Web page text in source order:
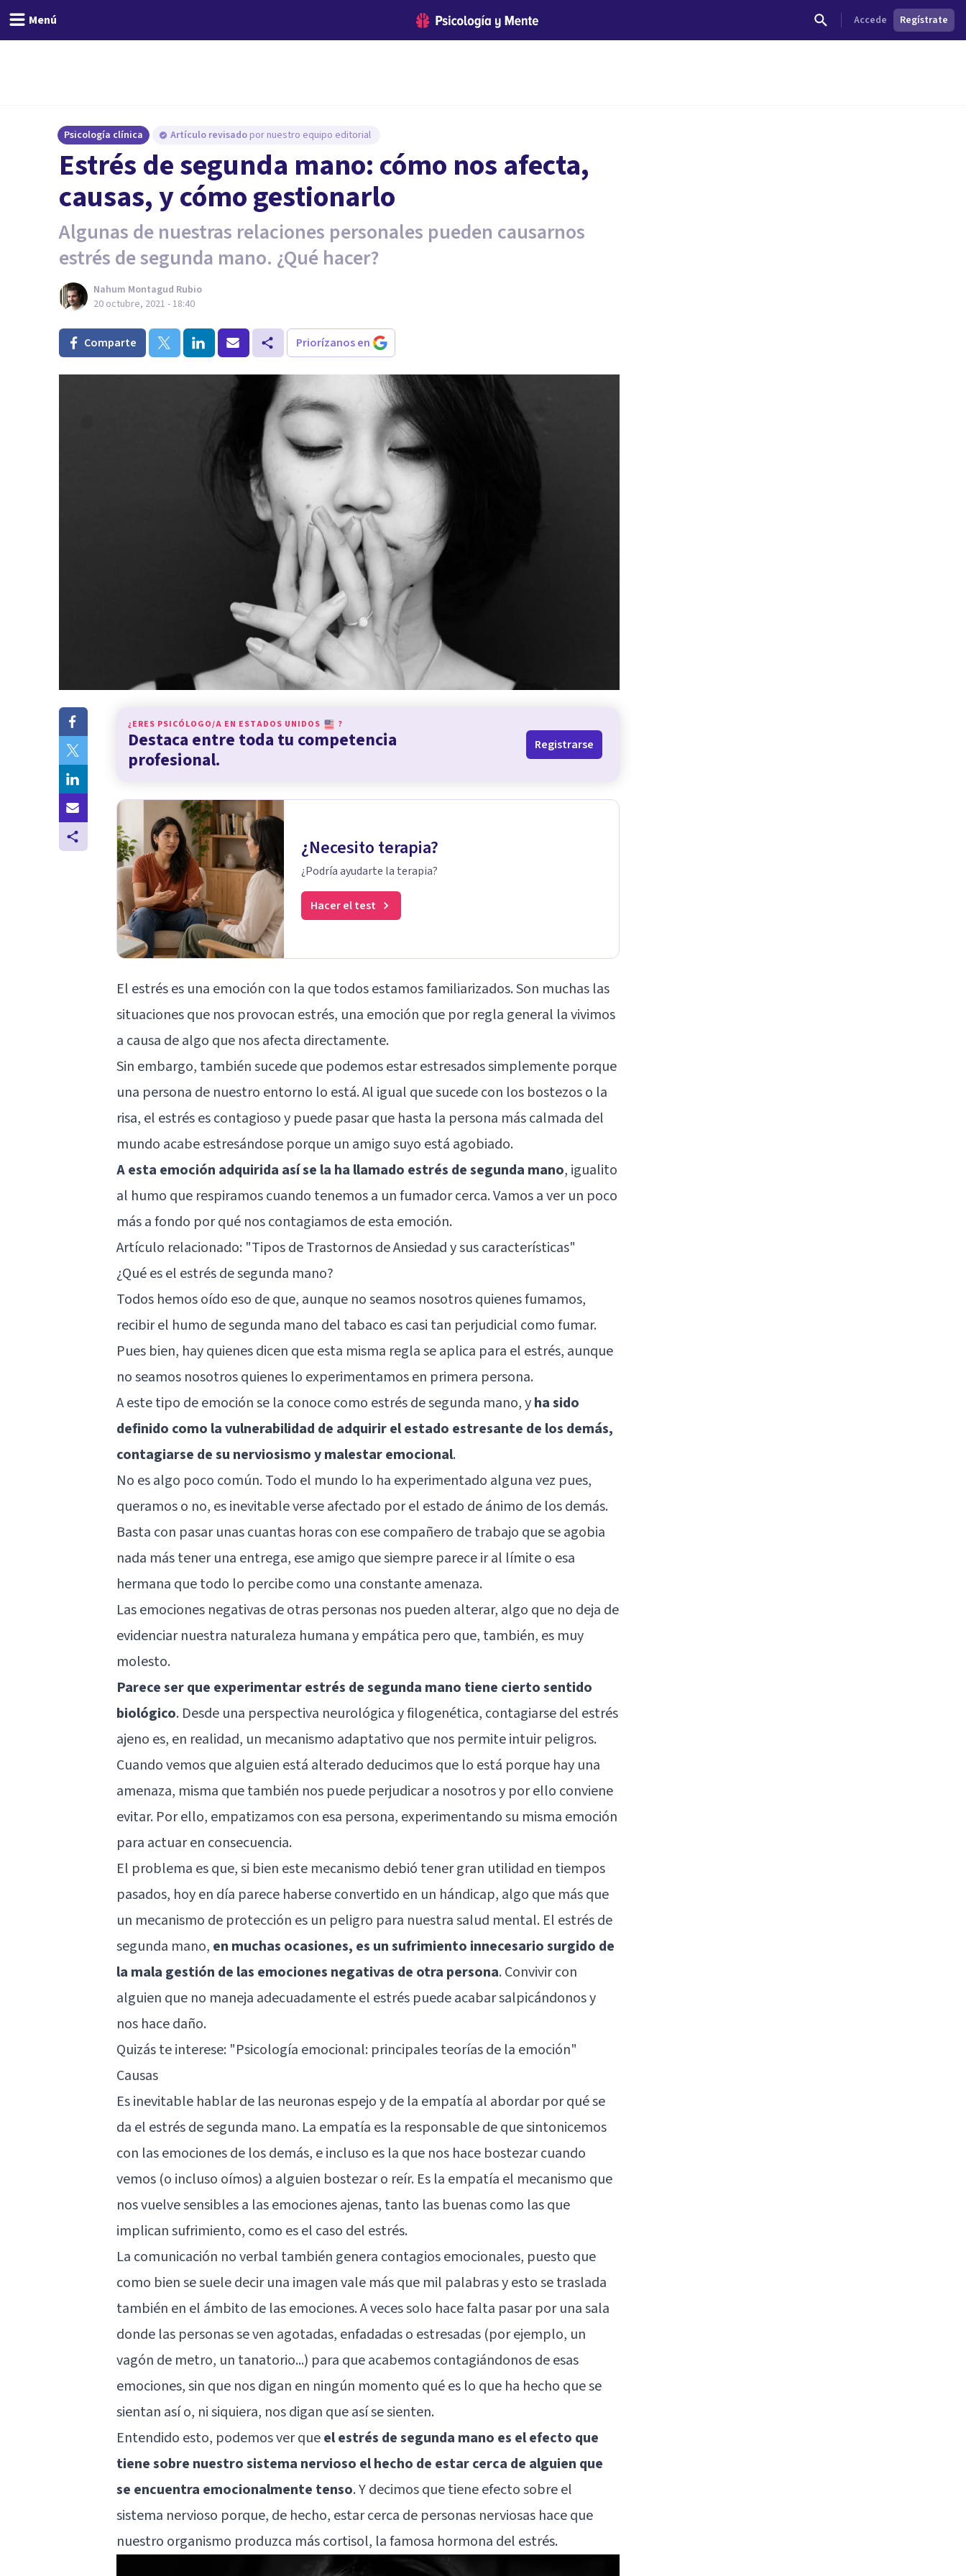
Menú Accede Regístrate
Psicología clínica Artículo revisado por nuestro equipo editorial
Estrés de segunda mano: cómo nos afecta,
causas, y cómo gestionarlo
Algunas de nuestras relaciones personales pueden causarnos
estrés de segunda mano. ¿Qué hacer?
Nahum Montagud Rubio
20 octubre, 2021 - 18:40
Comparte Priorízanos en
¿ERES PSICÓLOGO/A EN ESTADOS UNIDOS ?
Destaca entre toda tu competencia
profesional.
Registrarse
¿Necesito terapia?
¿Podría ayudarte la terapia?
Hacer el test
El estrés es una emoción con la que todos estamos familiarizados. Son muchas las
situaciones que nos provocan estrés, una emoción que por regla general la vivimos
a causa de algo que nos afecta directamente.
Sin embargo, también sucede que podemos estar estresados simplemente porque
una persona de nuestro entorno lo está. Al igual que sucede con los bostezos o la
risa, el estrés es contagioso y puede pasar que hasta la persona más calmada del
mundo acabe estresándose porque un amigo suyo está agobiado.
A esta emoción adquirida así se la ha llamado estrés de segunda mano, igualito
al humo que respiramos cuando tenemos a un fumador cerca. Vamos a ver un poco
más a fondo por qué nos contagiamos de esta emoción.
Artículo relacionado: "Tipos de Trastornos de Ansiedad y sus características"
¿Qué es el estrés de segunda mano?
Todos hemos oído eso de que, aunque no seamos nosotros quienes fumamos,
recibir el humo de segunda mano del tabaco es casi tan perjudicial como fumar.
Pues bien, hay quienes dicen que esta misma regla se aplica para el estrés, aunque
no seamos nosotros quienes lo experimentamos en primera persona.
A este tipo de emoción se la conoce como estrés de segunda mano, yha sido
definido como la vulnerabilidad de adquirir el estado estresante de los demás,
contagiarse de su nerviosismo y malestar emocional.
No es algo poco común. Todo el mundo lo ha experimentado alguna vez pues,
queramos o no, es inevitable verse afectado por el estado de ánimo de los demás.
Basta con pasar unas cuantas horas con ese compañero de trabajo que se agobia
nada más tener una entrega, ese amigo que siempre parece ir al límite o esa
hermana que todo lo percibe como una constante amenaza.
Las emociones negativas de otras personas nos pueden alterar, algo que no deja de
evidenciar nuestra naturaleza humana y empática pero que, también, es muy
molesto.
Parece ser que experimentar estrés de segunda mano tiene cierto sentido
biológico. Desde una perspectiva neurológica y filogenética, contagiarse del estrés
ajeno es, en realidad, un mecanismo adaptativo que nos permite intuir peligros.
Cuando vemos que alguien está alterado deducimos que lo está porque hay una
amenaza, misma que también nos puede perjudicar a nosotros y por ello conviene
evitar. Por ello, empatizamos con esa persona, experimentando su misma emoción
para actuar en consecuencia.
El problema es que, si bien este mecanismo debió tener gran utilidad en tiempos
pasados, hoy en día parece haberse convertido en un hándicap, algo que más que
un mecanismo de protección es un peligro para nuestra salud mental. El estrés de
segunda mano, en muchas ocasiones, es un sufrimiento innecesario surgido de
la mala gestión de las emociones negativas de otra persona. Convivir con
alguien que no maneja adecuadamente el estrés puede acabar salpicándonos y
nos hace daño.
Quizás te interese: "Psicología emocional: principales teorías de la emoción"
Causas
Es inevitable hablar de las neuronas espejo y de la empatía al abordar por qué se
da el estrés de segunda mano. La empatía es la responsable de que sintonicemos
con las emociones de los demás, e incluso es la que nos hace bostezar cuando
vemos (o incluso oímos) a alguien bostezar o reír. Es la empatía el mecanismo que
nos vuelve sensibles a las emociones ajenas, tanto las buenas como las que
implican sufrimiento, como es el caso del estrés.
La comunicación no verbal también genera contagios emocionales, puesto que
como bien se suele decir una imagen vale más que mil palabras y esto se traslada
también en el ámbito de las emociones. A veces solo hace falta pasar por una sala
donde las personas se ven agotadas, enfadadas o estresadas (por ejemplo, un
vagón de metro, un tanatorio...) para que acabemos contagiándonos de esas
emociones, sin que nos digan en ningún momento qué es lo que ha hecho que se
sientan así o, ni siquiera, nos digan que así se sienten.
Entendido esto, podemos ver queel estrés de segunda mano es el efecto que
tiene sobre nuestro sistema nervioso el hecho de estar cerca de alguien que
se encuentra emocionalmente tenso. Y decimos que tiene efecto sobre el
sistema nervioso porque, de hecho, estar cerca de personas nerviosas hace que
nuestro organismo produzca máscortisol, la famosa hormona del estrés.